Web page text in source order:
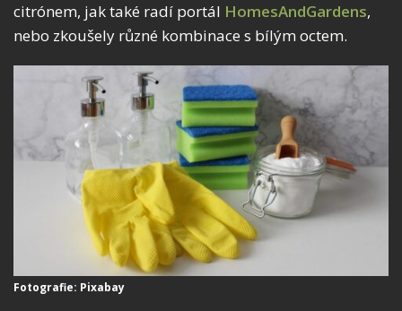
citrónem, jak také radí portál HomesAndGardens,
nebo zkoušely různé kombinace s bílým octem.
Fotografie: Pixabay